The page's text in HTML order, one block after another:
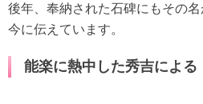
後年、奉納された石碑にもその
今に伝えています。
能楽に熱中した秀吉による